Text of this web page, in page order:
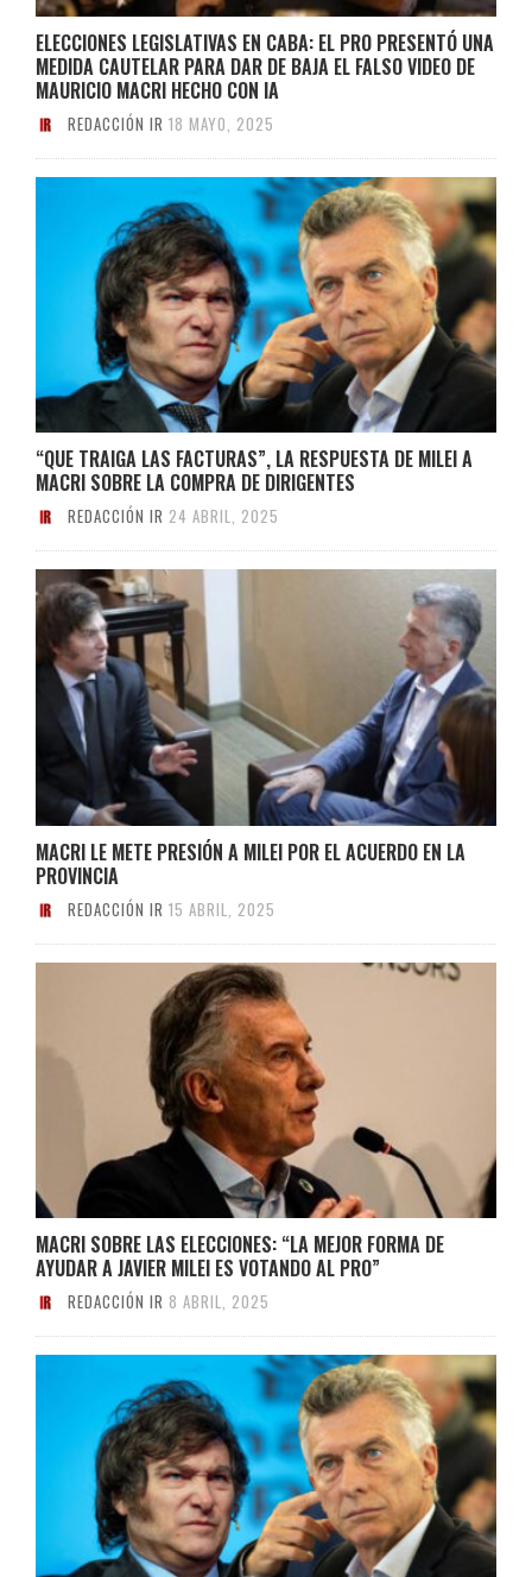
ELECCIONES LEGISLATIVAS EN CABA: EL PRO PRESENTÓ UNA
MEDIDA CAUTELAR PARA DAR DE BAJA EL FALSO VIDEO DE
MAURICIO MACRI HECHO CON IA
REDACCIÓN IR 18 MAYO, 2025
“QUE TRAIGA LAS FACTURAS”, LA RESPUESTA DE MILEI A
MACRI SOBRE LA COMPRA DE DIRIGENTES
REDACCIÓN IR 24 ABRIL, 2025
MACRI LE METE PRESIÓN A MILEI POR EL ACUERDO EN LA
PROVINCIA
REDACCIÓN IR 15 ABRIL, 2025
MACRI SOBRE LAS ELECCIONES: “LA MEJOR FORMA DE
AYUDAR A JAVIER MILEI ES VOTANDO AL PRO”
REDACCIÓN IR 8 ABRIL, 2025